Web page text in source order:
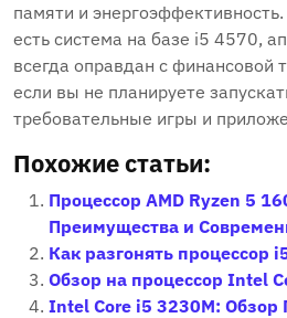
памяти и
есть система на базе i5 4570,
всегда оправдан с финансовой
если вы не планируете
требовательные игры и
Похожие статьи:
Процессор AMD Ryzen 5
Преимущества и
Как разгонять процессор
Обзор на процессор Intel
Intel Core i5 3230M: Обзор